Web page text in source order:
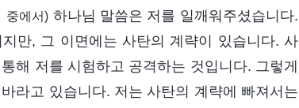
중에서) 하나님 말씀은 저를 일깨워주셨습니다.
만, 그 이면에는 사탄의 계략이 있습니다. 사
해 저를 시험하고 공격하는 것입니다. 그렇게
라고 있습니다. 저는 사탄의 계략에 빠져서는